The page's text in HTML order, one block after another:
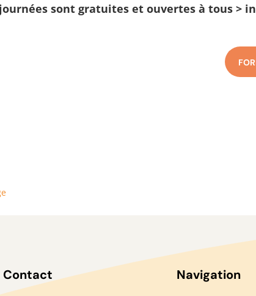
sont gratuites et ouvertes à tous >
Contact Navigation